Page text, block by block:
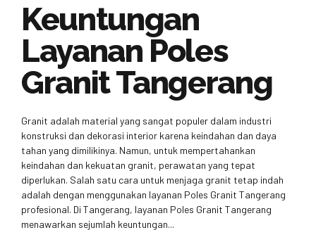
Keuntungan
Layanan Poles
Granit Tangerang
Granit adalah material yang sangat populer dalam industri
konstruksi dan dekorasi interior karena keindahan dan daya
tahan yang dimilikinya. Namun, untuk mempertahankan
keindahan dan kekuatan granit, perawatan yang tepat
diperlukan. Salah satu cara untuk menjaga granit tetap indah
adalah dengan menggunakan layanan Poles Granit Tangerang
profesional. Di Tangerang, layanan Poles Granit Tangerang
menawarkan sejumlah keuntungan...